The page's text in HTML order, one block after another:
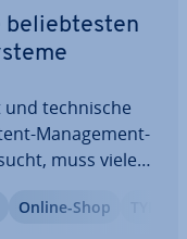
be­lieb­tes­ten
tech­ni­sche
Ma­nage­ment-
muss viele
Online-Shop